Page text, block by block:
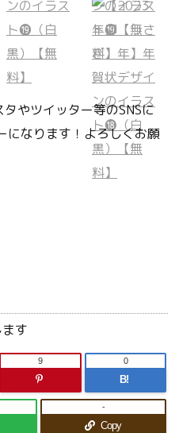
やツイッター等のSNSに
になります！よろしくお願
す
9
B!
0
Copy
-